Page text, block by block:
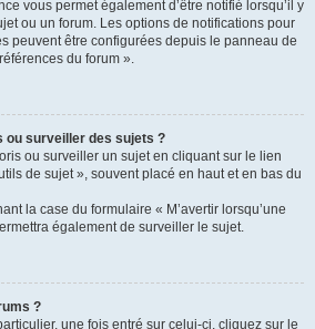
vous permet également d’être notifié lorsqu’il y
ou un forum. Les options de notifications pour
peuvent être configurées depuis le panneau de
du forum ».
ou surveiller des sujets ?
ou surveiller un sujet en cliquant sur le lien
de sujet », souvent placé en haut et en bas du
la case du formulaire « M’avertir lorsqu’une
également de surveiller le sujet.
?
une fois entré sur celui-ci, cliquez sur le